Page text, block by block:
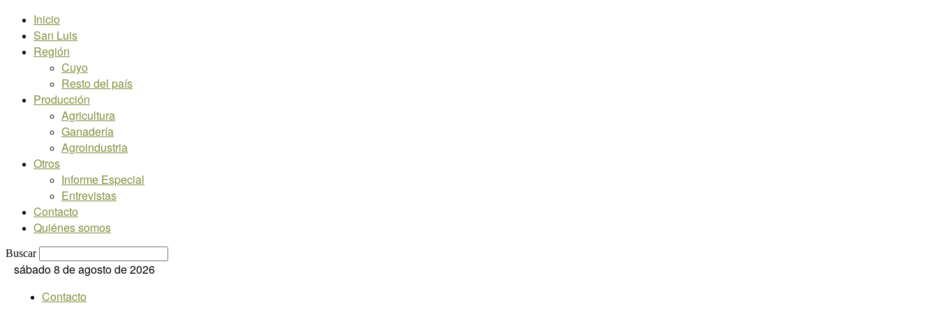
Inicio
San Luis
Región
Cuyo
Resto del país
Producción
Agricultura
Ganadería
Agroindustria
Otros
Informe Especial
Entrevistas
Contacto
Quiénes somos
Buscar
sábado 8 de agosto de 2026
Contacto